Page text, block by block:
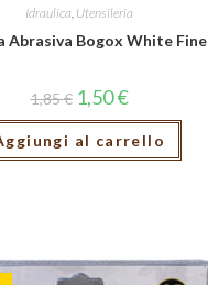
Idraulica Utensileria
Abrasiva Bogox White Fine
1,85€ 1,50€
al carrello